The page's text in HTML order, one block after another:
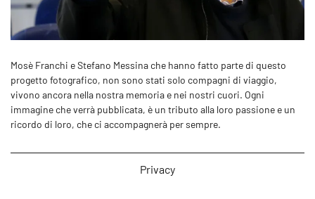
Mosè Franchi e Stefano Messina che hanno fatto parte di questo
progetto fotografico, non sono stati solo compagni di viaggio,
vivono ancora nella nostra memoria e nei nostri cuori. Ogni
immagine che verrà pubblicata, è un tributo alla loro passione e un
ricordo di loro, che ci accompagnerà per sempre.
Privacy